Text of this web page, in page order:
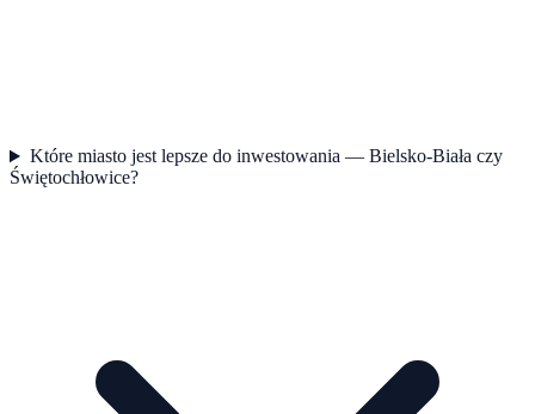
Które miasto jest lepsze do inwestowania — Bielsko-Biała czy
Świętochłowice?